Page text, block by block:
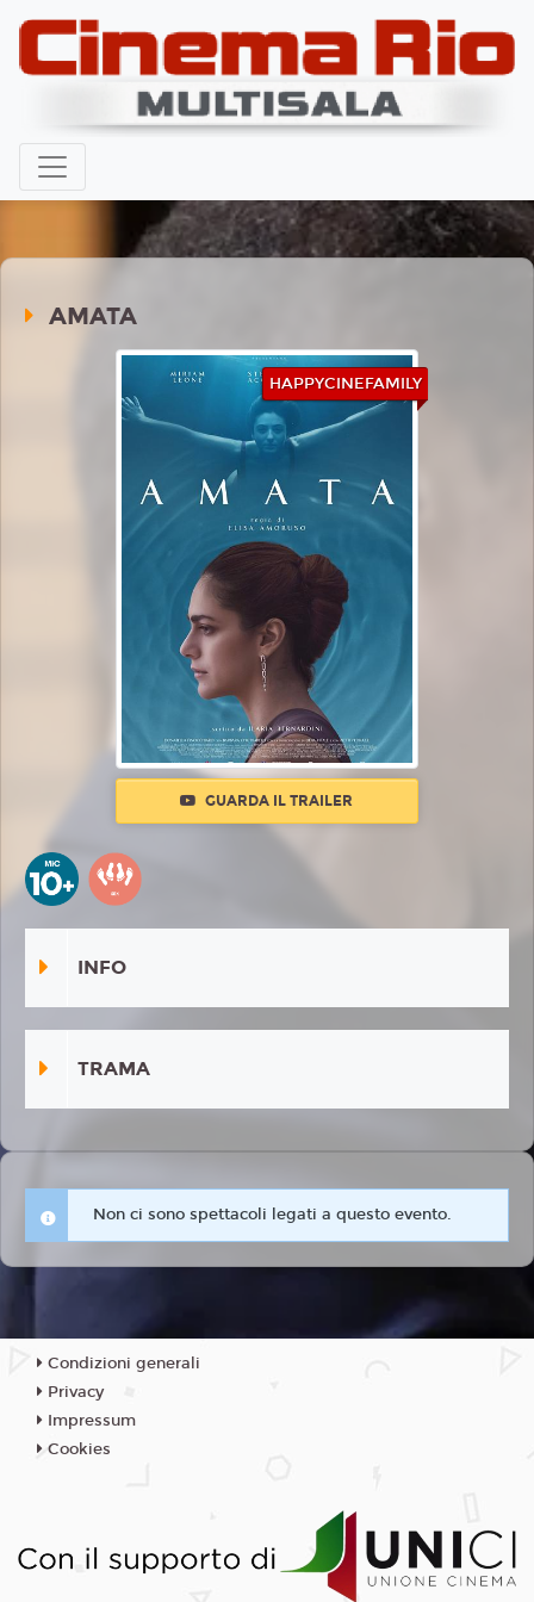
AMATA
HAPPYCINEFAMILY
GUARDA IL TRAILER
INFO
TRAMA
Non ci sono spettacoli legati a questo evento.
Condizioni generali
Privacy
Impressum
Cookies